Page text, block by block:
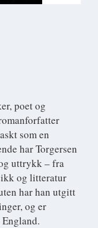
poet og
som en
har Torgersen
uttrykk – fra
og litteratur
har han utgitt
og er